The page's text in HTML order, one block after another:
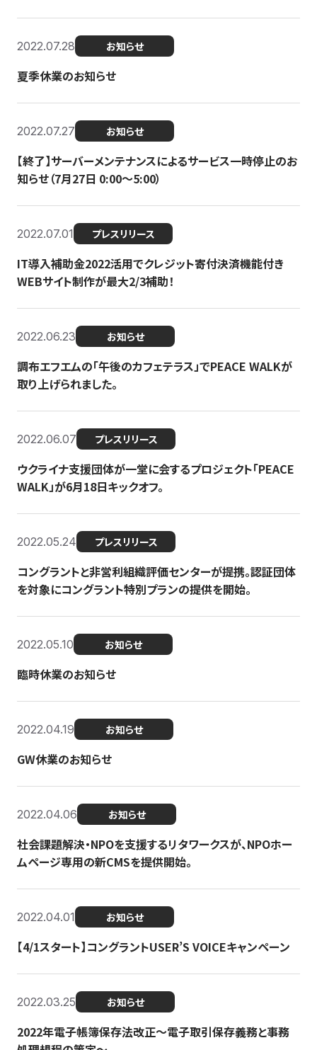
2022.07.28 お知らせ
夏季休業のお知らせ
2022.07.27 お知らせ
【終了】サーバーメンテナンスによるサービス一時停止のお
知らせ（7月27日 0:00〜5:00）
2022.07.01 プレスリリース
IT導入補助金2022活用でクレジット寄付決済機能付き
WEBサイト制作が最大2/3補助！
2022.06.23 お知らせ
調布エフエムの「午後のカフェテラス」でPEACE WALKが
取り上げられました。
2022.06.07 プレスリリース
ウクライナ支援団体が一堂に会するプロジェクト「PEACE
WALK」が6月18日キックオフ。
2022.05.24 プレスリリース
コングラントと非営利組織評価センターが提携。認証団体
を対象にコングラント特別プランの提供を開始。
2022.05.10 お知らせ
臨時休業のお知らせ
2022.04.19 お知らせ
GW休業のお知らせ
2022.04.06 お知らせ
社会課題解決・NPOを支援するリタワークスが、NPOホー
ムページ専用の新CMSを提供開始。
2022.04.01 お知らせ
【4/1スタート】コングラントUSER’S VOICEキャンペーン
2022.03.25 お知らせ
2022年電子帳簿保存法改正～電子取引保存義務と事務